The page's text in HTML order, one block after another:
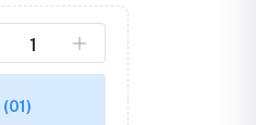
(01)